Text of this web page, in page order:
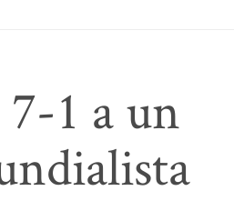
1 a un